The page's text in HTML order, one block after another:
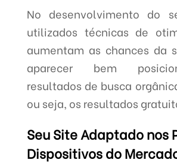
No desenvolvimento do
utilizados técnicas de
aumentam as chances da
aparecer bem
resultados de busca
ou seja, os resultados
Seu Site Adaptado nos
Dispositivos do